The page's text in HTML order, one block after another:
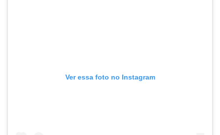
Ver essa foto no Instagram